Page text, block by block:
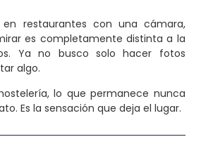
restaurantes con una cámara,
es completamente distinta a la
Ya no busco solo hacer fotos
algo.
lo que permanece nunca
Es la sensación que deja el lugar.